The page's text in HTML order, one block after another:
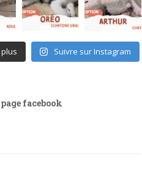
Suivre sur Instagram
facebook